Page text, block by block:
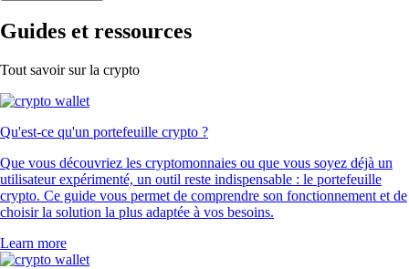
Guides et ressources
Tout savoir sur la crypto
Qu'est-ce qu'un portefeuille crypto ?
Que vous découvriez les cryptomonnaies ou que vous soyez déjà un
utilisateur expérimenté, un outil reste indispensable : le portefeuille
crypto. Ce guide vous permet de comprendre son fonctionnement et de
choisir la solution la plus adaptée à vos besoins.
Learn more